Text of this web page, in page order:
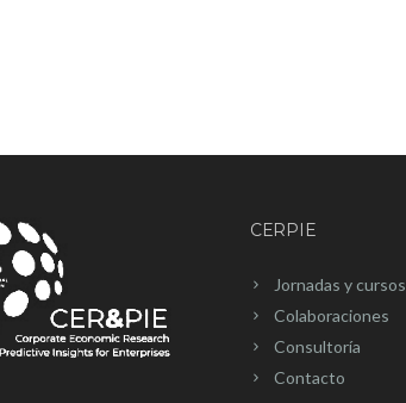
CERPIE
Jornadas y cursos
Colaboraciones
Consultoría
Contacto